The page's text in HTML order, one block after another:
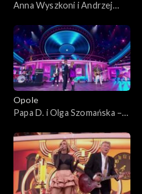
Anna Wyszkoni i Andrzej
są w sobie zakochani?”. 62.
KFPP: Koncert „Zróbmy
więc prywatkę”
Opole
Papa D. i Olga Szomańska –
Koncert „Zróbmy więc
prywatkę”